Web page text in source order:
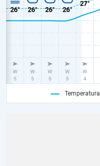
Temperatura